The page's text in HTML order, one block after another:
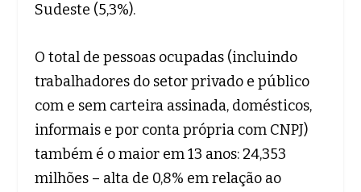
Sudeste (5,3%).
O total de pessoas ocupadas (incluindo
trabalhadores do setor privado e público
com e sem carteira assinada, domésticos,
informais e por conta própria com CNPJ)
também é o maior em 13 anos: 24,353
milhões – alta de 0,8% em relação ao